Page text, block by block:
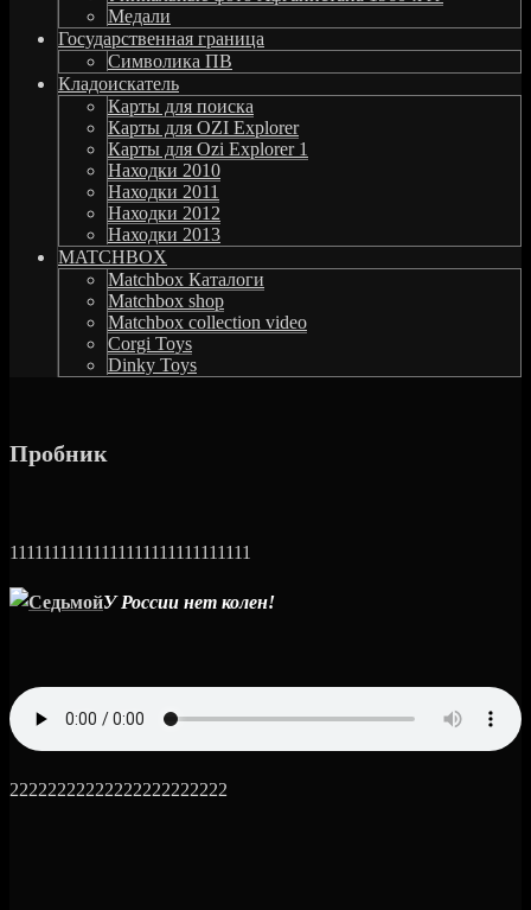
Медали
Государственная граница
Символика ПВ
Кладоискатель
Карты для поиска
Карты для OZI Explorer
Карты для Ozi Explorer 1
Находки 2010
Находки 2011
Находки 2012
Находки 2013
MATCHBOX
Matchbox Каталоги
Matchbox shop
Matchbox collection video
Corgi Toys
Dinky Toys
Пробник
11111111111111111111111111111
У России нет колен!
22222222222222222222222